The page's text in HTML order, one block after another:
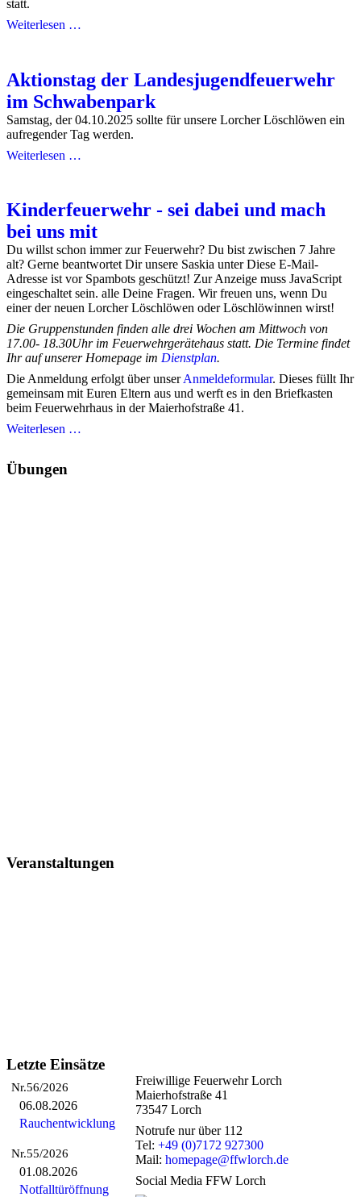
statt.
Weiterlesen …
Aktionstag der Landesjugendfeuerwehr
im Schwabenpark
Samstag, der 04.10.2025 sollte für unsere Lorcher Löschlöwen ein
aufregender Tag werden.
Weiterlesen …
Kinderfeuerwehr - sei dabei und mach
bei uns mit
Du willst schon immer zur Feuerwehr? Du bist zwischen 7 Jahre
alt? Gerne beantwortet Dir unsere Saskia unterDiese E-Mail-
Adresse ist vor Spambots geschützt! Zur Anzeige muss JavaScript
eingeschaltet sein. alle Deine Fragen. Wir freuen uns, wenn Du
einer der neuen Lorcher Löschlöwen oder Löschlöwinnen wirst!
Die Gruppenstunden finden alle drei Wochen am Mittwoch von
17.00- 18.30Uhr im Feuerwehrgerätehaus statt. Die Termine findet
Ihr auf unserer Homepage im Dienstplan.
Die Anmeldung erfolgt über unserAnmeldeformular. Dieses füllt Ihr
gemeinsam mit Euren Eltern aus und werft es in den Briefkasten
beim Feuerwehrhaus in der Maierhofstraße 41.
Weiterlesen …
Übungen
Veranstaltungen
Letzte Einsätze
Nr.56/2026
06.08.2026
Rauchentwicklung
Nr.55/2026
01.08.2026
Notfalltüröffnung
Freiwillige Feuerwehr Lorch
Maierhofstraße 41
73547 Lorch
Notrufe nur über 112
Tel: +49 (0)7172 927300
Mail: homepage@ffwlorch.de
Social Media FFW Lorch